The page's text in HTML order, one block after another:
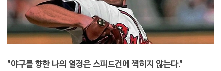
"야구를 향한 나의 열정은 스피드건에 찍히지 않는다."